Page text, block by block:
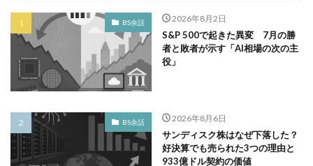
BS余話 2026年8月2日
S&P 500で起きた異変 7月の勝
者と敗者が示す「AI相場の次の主
役」
BS余話 2026年8月6日
サンディスク株はなぜ下落した？
好決算でも売られた3つの理由と
933億ドル契約の価値